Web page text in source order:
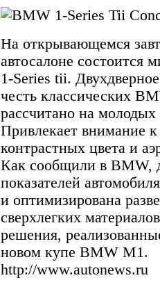
На открывающемся
автосалоне состоится
1-Series tii.
честь классических
рассчитано на
Привлекает внимание к
контрастных цвета и
Как сообщили в BMW,
показателей
и оптимизирована
сверхлегких
решения,
новом купе BMW M1.
http://www.autonews.ru